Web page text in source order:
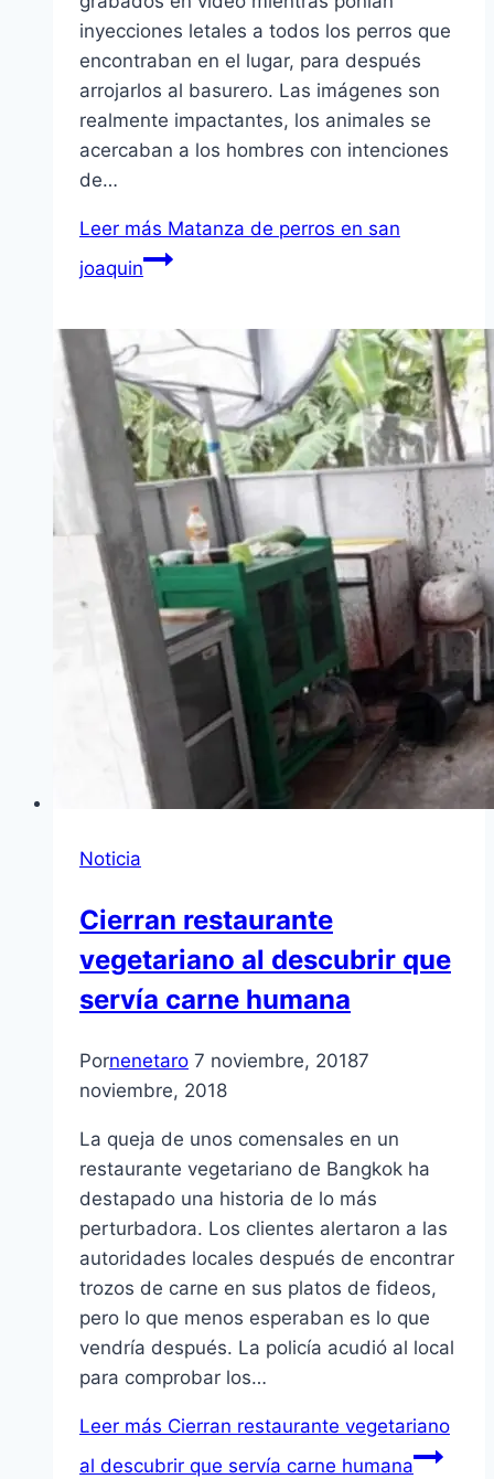
inyecciones letales a todos los perros que
encontraban en el lugar, para después
arrojarlos al basurero. Las imágenes son
realmente impactantes, los animales se
acercaban a los hombres con intenciones
de…
Leer más Matanza de perros en san
joaquin
Noticia
Cierran restaurante
vegetariano al descubrir que
servía carne humana
Pornenetaro 7 noviembre, 20187
noviembre, 2018
La queja de unos comensales en un
restaurante vegetariano de Bangkok ha
destapado una historia de lo más
perturbadora. Los clientes alertaron a las
autoridades locales después de encontrar
trozos de carne en sus platos de fideos,
pero lo que menos esperaban es lo que
vendría después. La policía acudió al local
para comprobar los…
Leer más Cierran restaurante vegetariano
al descubrir que servía carne humana